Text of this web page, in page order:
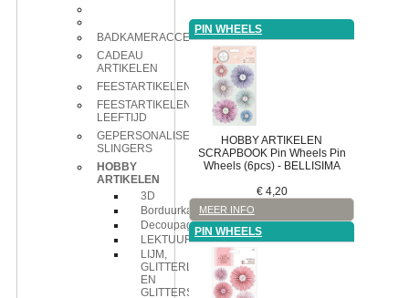
BADKAMERACCESSOIRES
CADEAU
ARTIKELEN
FEESTARTIKELEN
FEESTARTIKELEN
LEEFTIJD
GEPERSONALISEERDE
SLINGERS
HOBBY
ARTIKELEN
3D
Borduurkaarten
Decoupage
LEKTUUR
LIJM,
GLITTERLIJM
EN
GLITTERS
PIN WHEELS
HOBBY ARTIKELEN
SCRAPBOOK Pin Wheels Pin
Wheels (6pcs) - BELLISIMA
€ 4,20
MEER INFO
PIN WHEELS